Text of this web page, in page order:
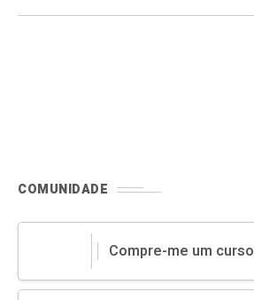
employment gap.
COMUNIDADE
Compre-me um curso